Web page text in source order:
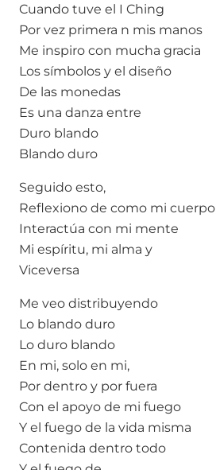
Cuando tuve el I Ching
Por vez primera n mis manos
Me inspiro con mucha gracia
Los símbolos y el diseño
De las monedas
Es una danza entre
Duro blando
Blando duro
Seguido esto,
Reflexiono de como mi cuerpo
Interactúa con mi mente
Mi espíritu, mi alma y
Viceversa
Me veo distribuyendo
Lo blando duro
Lo duro blando
En mi, solo en mi,
Por dentro y por fuera
Con el apoyo de mi fuego
Y el fuego de la vida misma
Contenida dentro todo